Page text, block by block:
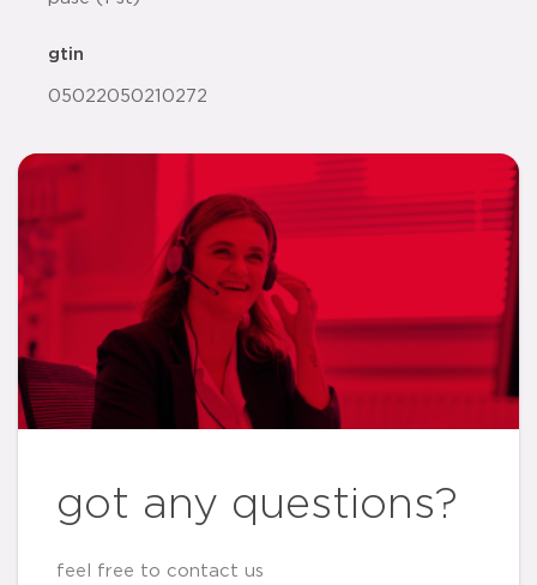
gtin
05022050210272
got any questions?
feel free to contact us